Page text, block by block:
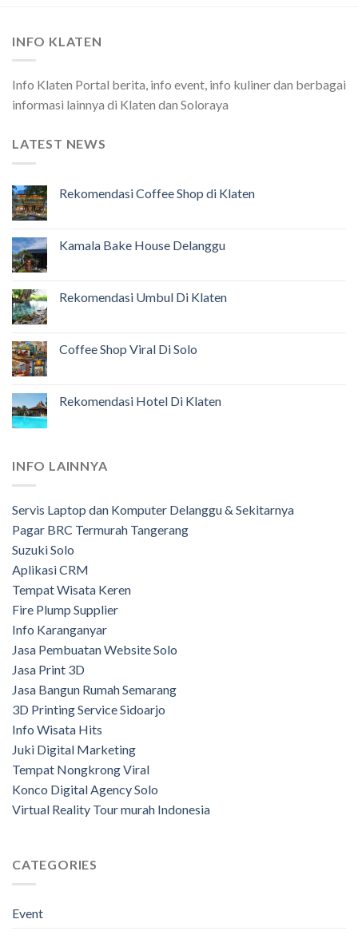
INFO KLATEN
Info Klaten Portal berita, info event, info kuliner dan berbagai
informasi lainnya di Klaten dan Soloraya
LATEST NEWS
Rekomendasi Coffee Shop di Klaten
Kamala Bake House Delanggu
Rekomendasi Umbul Di Klaten
Coffee Shop Viral Di Solo
Rekomendasi Hotel Di Klaten
INFO LAINNYA
Servis Laptop dan Komputer Delanggu & Sekitarnya
Pagar BRC Termurah Tangerang
Suzuki Solo
Aplikasi CRM
Tempat Wisata Keren
Fire Plump Supplier
Info Karanganyar
Jasa Pembuatan Website Solo
Jasa Print 3D
Jasa Bangun Rumah Semarang
3D Printing Service Sidoarjo
Info Wisata Hits
Juki Digital Marketing
Tempat Nongkrong Viral
Konco Digital Agency Solo
Virtual Reality Tour murah Indonesia
CATEGORIES
Event